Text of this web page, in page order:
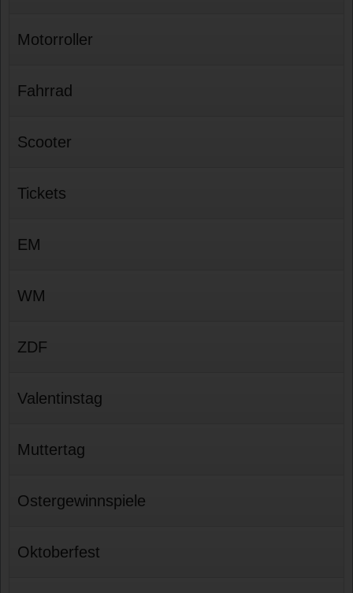
Motorroller
Fahrrad
Scooter
Tickets
EM
WM
ZDF
Valentinstag
Muttertag
Ostergewinnspiele
Oktoberfest